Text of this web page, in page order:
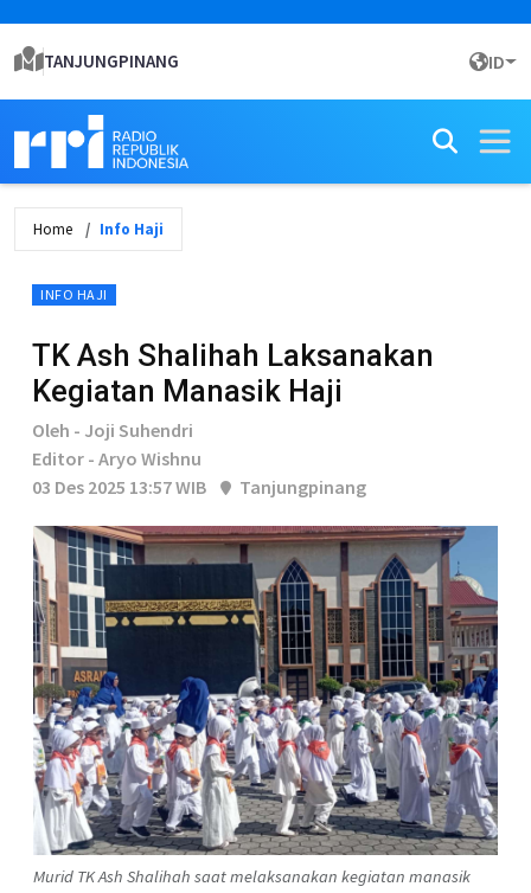
TANJUNGPINANG ID
Home Info Haji
INFO HAJI
TK Ash Shalihah Laksanakan
Kegiatan Manasik Haji
Oleh - Joji Suhendri
Editor - Aryo Wishnu
03 Des 2025 13:57 WIB
Tanjungpinang
Murid TK Ash Shalihah saat melaksanakan kegiatan manasik